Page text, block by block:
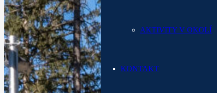
AKTIVITY V OKOLÍ
KONTAKT